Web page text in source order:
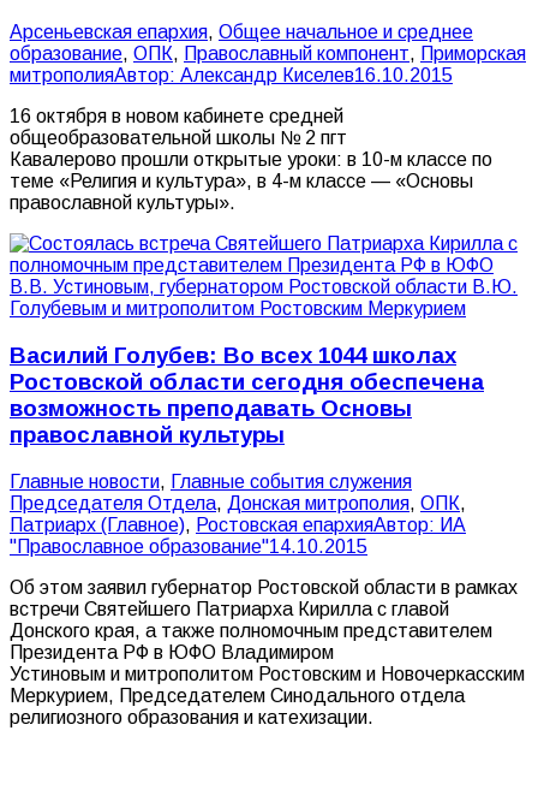
Арсеньевская епархия, Общее начальное и среднее
образование, ОПК, Православный компонент, Приморская
митрополияАвтор: Александр Киселев16.10.2015
16 октября в новом кабинете средней
общеобразовательной школы № 2 пгт
Кавалерово прошли открытые уроки: в 10-м классе по
теме «Религия и культура», в 4-м классе — «Основы
православной культуры».
Василий Голубев: Во всех 1044 школах
Ростовской области сегодня обеспечена
возможность преподавать Основы
православной культуры
Главные новости, Главные события служения
Председателя Отдела, Донская митрополия, ОПК,
Патриарх (Главное), Ростовская епархияАвтор: ИА
"Православное образование"14.10.2015
Об этом заявил губернатор Ростовской области в рамках
встречи Святейшего Патриарха Кирилла с главой
Донского края, а также полномочным представителем
Президента РФ в ЮФО Владимиром
Устиновым и митрополитом Ростовским и Новочеркасским
Меркурием, Председателем Синодального отдела
религиозного образования и катехизации.